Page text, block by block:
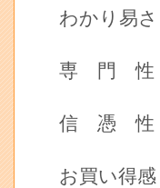
わかり易
専 門
信 憑
お買い得